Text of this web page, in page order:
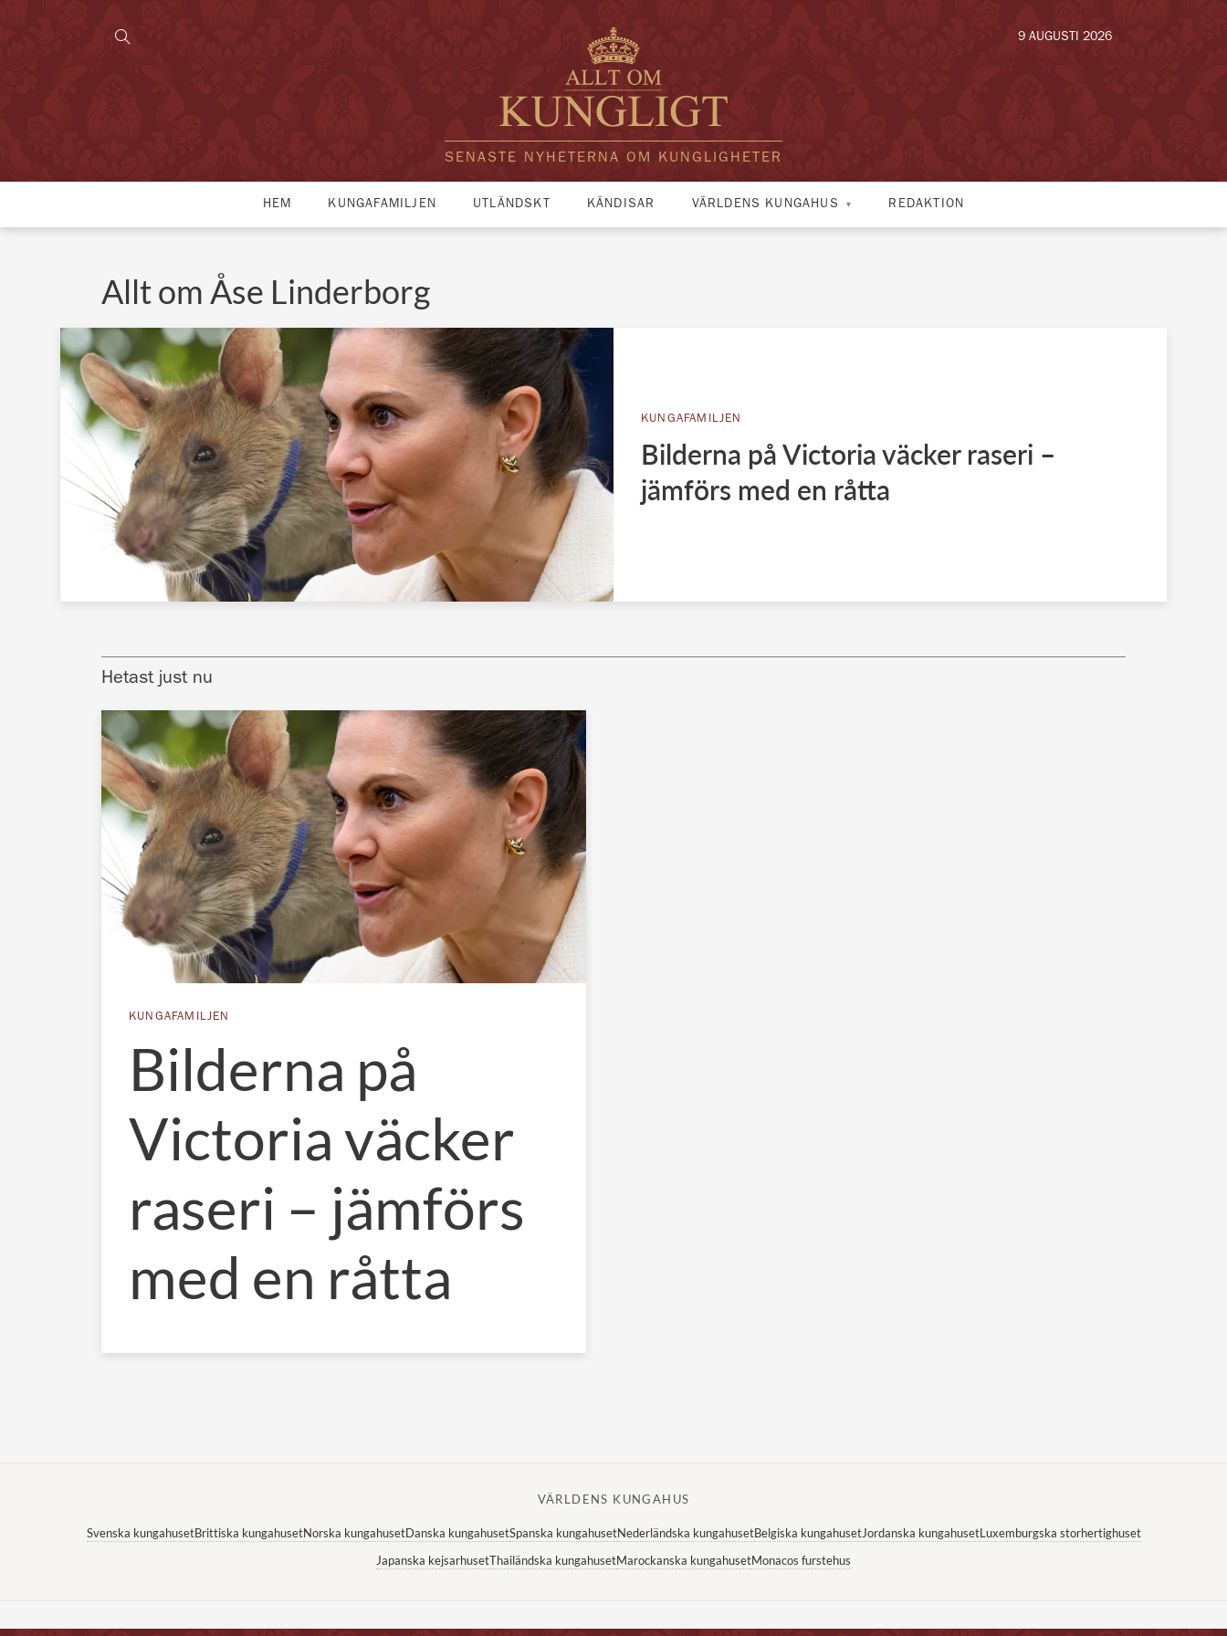
SENASTE NYHETERNA OM KUNGLIGHETER
9 AUGUSTI 2026
HEM KUNGAFAMILJEN UTLÄNDSKT KÄNDISAR VÄRLDENS KUNGAHUS REDAKTION
Allt om Åse Linderborg
KUNGAFAMILJEN
Bilderna på Victoria väcker raseri –
jämförs med en råtta
Hetast just nu
KUNGAFAMILJEN
Bilderna på
Victoria väcker
raseri – jämförs
med en råtta
VÄRLDENS KUNGAHUS
Svenska kungahusetBrittiska kungahusetNorska kungahusetDanska kungahusetSpanska kungahusetNederländska kungahusetBelgiska kungahusetJordanska kungahusetLuxemburgska storhertighuset
Japanska kejsarhusetThailändska kungahusetMarockanska kungahusetMonacos furstehus